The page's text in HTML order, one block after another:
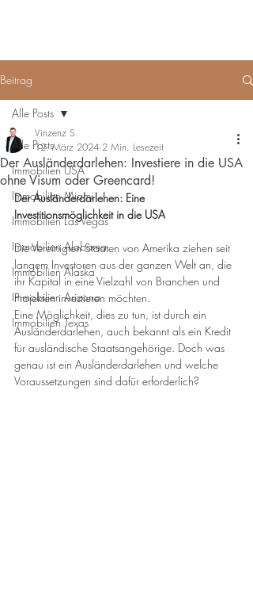
Beitrag
Alle Posts
Immobilien USA
Immobilien Miami
Immobilien Las Vegas
Immobilien Alabama
Immobilien Alaska
Immobilien Arizona
Immobilien Texas
Alle Posts
Der Ausländerdarlehen: Investiere in die USA
ohne Visum oder Greencard!
Vinzenz S.
12. März 2024 2 Min. Lesezeit
Der Ausländerdarlehen: Eine
Investitionsmöglichkeit in die USA
Die Vereinigten Staaten von Amerika ziehen seit
langem Investoren aus der ganzen Welt an, die
ihr Kapital in eine Vielzahl von Branchen und
Projekten investieren möchten.
Eine Möglichkeit, dies zu tun, ist durch ein
Ausländerdarlehen, auch bekannt als ein Kredit
für ausländische Staatsangehörige. Doch was
genau ist ein Ausländerdarlehen und welche
Voraussetzungen sind dafür erforderlich?